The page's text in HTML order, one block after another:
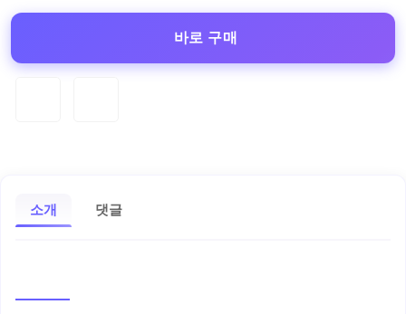
바로 구매
소개 댓글